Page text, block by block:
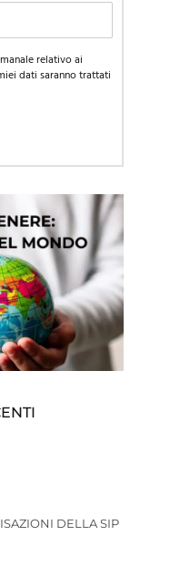
relativo ai
dati saranno trattati
DELLA SIP